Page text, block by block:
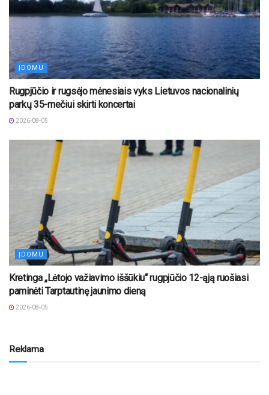
ĮDOMU
Rugpjūčio ir rugsėjo mėnesiais vyks Lietuvos nacionalinių
parkų 35-mečiui skirti koncertai
2026-08-05
ĮDOMU
Kretinga „Lėtojo važiavimo iššūkiu“ rugpjūčio 12-ąją ruošiasi
paminėti Tarptautinę jaunimo dieną
2026-08-05
Reklama